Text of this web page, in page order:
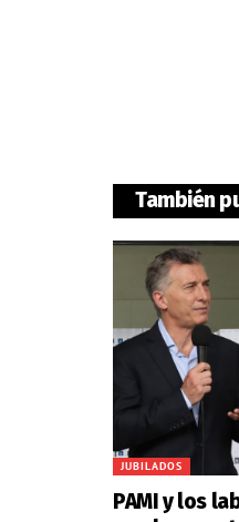
También
JUBILADOS
PAMI y los